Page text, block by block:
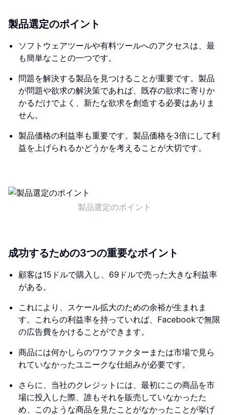
製品選定のポイント
ソフトウェアツールや有料ツールへのアクセスは、最
も簡単なことの一つです。
問題を解決する製品を見つけることが重要です。製品
が問題や欲求の解決策であれば、既存の欲求に寄りか
かるだけでよく、新たな欲求を創造する必要はありま
せん。
製品価格の利益率も重要です。製品価格を3倍にして利
益を上げられるかどうかを考えることが大切です。
製品選定のポイント
成功するための3つの重要なポイント
顧客は15ドルで購入し、69ドルで売った大きな利益率
がある。
これにより、スケール拡大のための余裕が生まれま
す。これらの利益率を持っていれば、Facebookで無限
の広告費をかけることができます。
商品には何かしらのワウフ​​ァクターまたは市場で見ら
れていなかったユニークな仕組みが必要です。
さらに、当社のクレジットには、最初にこの商品を市
場に投入した際、誰もそれを販売していなかったた
め、このような商品を見たことがなかったことが挙げ